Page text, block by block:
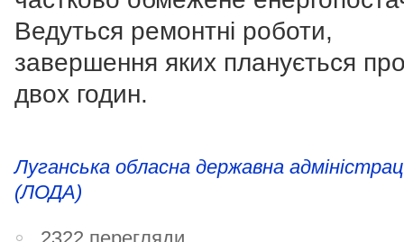
Ведуться ремонтні роботи,
завершення яких планується
двох годин.
Луганська обласна державна
(ЛОДА)
2322 перегляди